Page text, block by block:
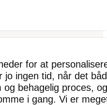
for at
ingen tid, når det
behagelig proces,
i gang. Vi er